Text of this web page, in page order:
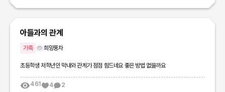
아들과의 관계
가족 희망풍차
초등학생 저학년인 막내와 관계가 점점 힘드네요 좋은 방법 없을까요
461 4 2